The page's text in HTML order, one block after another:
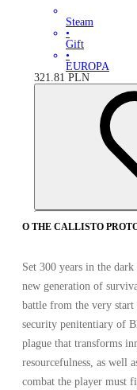
Steam
•
Gift
•
EUROPA
321.81 PLN
OFERTA OD 1
O THE CALLISTO
Set 300 years in the dark
new generation of
battle from the very
security penitentiary of
plague that transforms
resourcefulness, as well
combat the player must